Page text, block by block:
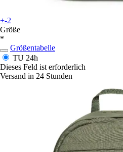
+-2
Größe
*
Größentabelle
TU 24h
Dieses Feld ist erforderlich
Versand in 24 Stunden